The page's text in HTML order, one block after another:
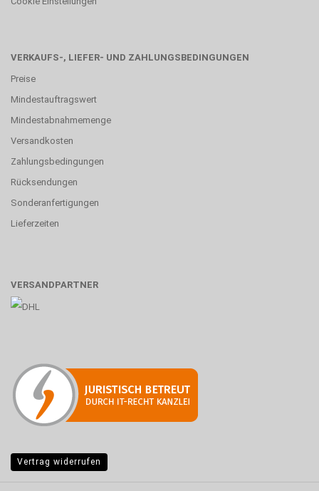
VERKAUFS-, LIEFER- UND ZAHLUNGSBEDINGUNGEN
Preise
Mindestauftragswert
Mindestabnahmemenge
Versandkosten
Zahlungsbedingungen
Rücksendungen
Sonderanfertigungen
Lieferzeiten
VERSANDPARTNER
Vertrag widerrufen